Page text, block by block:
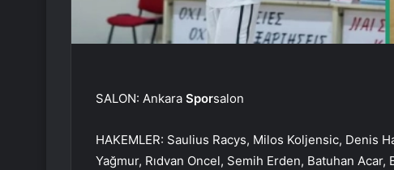
SALON: Ankara Sporsalon
HAKEMLER: Saulius Racys, Milos Koljensic, Denis
Yağmur, Rıdvan Oncel, Semih Erden, Batuhan